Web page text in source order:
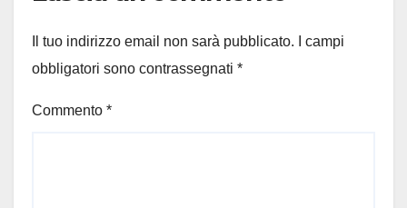
Il tuo indirizzo email non sarà pubblicato.
I campi
obbligatori sono contrassegnati *
Commento *